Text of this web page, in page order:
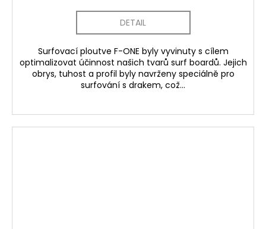
DETAIL
Surfovací ploutve F-ONE byly vyvinuty s cílem
optimalizovat účinnost našich tvarů surf boardů. Jejich
obrys, tuhost a profil byly navrženy speciálně pro
surfování s drakem, což...